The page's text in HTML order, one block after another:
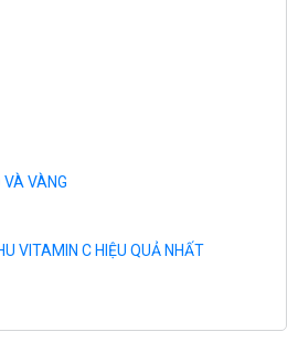
VÀNG
VITAMIN C HIỆU QUẢ NHẤT